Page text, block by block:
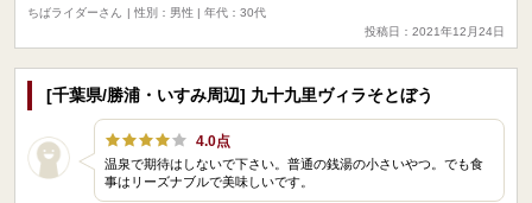
ちばライダーさん
| 性別：男性 | 年代：30代
投稿日：2021年12月24日
[千葉県/勝浦・いすみ周辺] 九十九里ヴィラそとぼう
4.0点
温泉で期待はしないで下さい。普通の銭湯の小さいやつ。でも食
事はリーズナブルで美味しいです。